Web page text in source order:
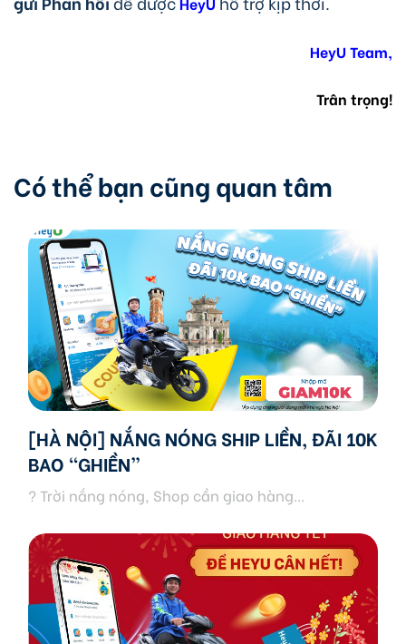
HeyU Team,
Trân trọng!
Có thể bạn cũng quan tâm
[HÀ NỘI] NẮNG NÓNG SHIP LIỀN, ĐÃI 10K
BAO “GHIỀN”
? Trời nắng nóng, Shop cần giao hàng...